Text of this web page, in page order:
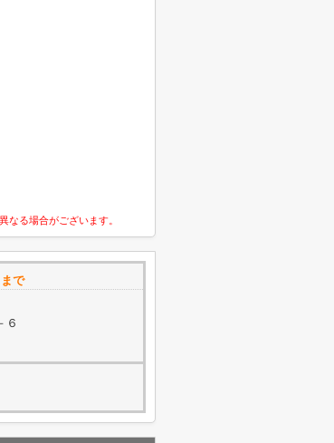
る場合がございます。
で
６